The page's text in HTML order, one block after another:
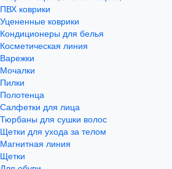
ПВХ коврики
Уцененные коврики
Кондиционеры для белья
Косметическая линия
Варежки
Мочалки
Пилки
Полотенца
Салфетки для лица
Тюрбаны для сушки волос
Щетки для ухода за телом
Магнитная линия
Щетки